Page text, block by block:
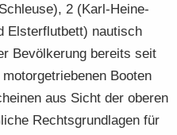
2 (Karl-​Heine-
Els­ter­flut­bett) nau­tisch
Be­völ­ke­rung be­reits seit
Boo­ten
aus Sicht der obe­ren
Rechts­grund­la­gen für